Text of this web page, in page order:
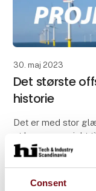
Consent
30. maj 2023
Det største
historie
Det er med stor
et kæmpe projekt
Coastal Virginia